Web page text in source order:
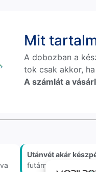
Mit
A dobozban a
tok csak akkor,
A számlát a
Utánvét akár
futárnál, amikor